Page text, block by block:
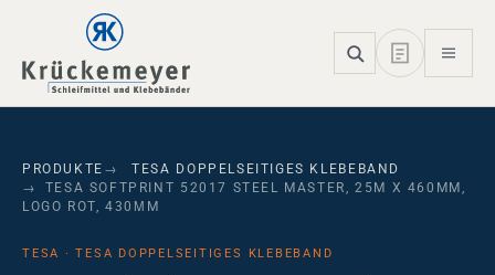
Skip to main navigation
Skip to main content
Skip to page footer
PRODUKTE
TESA DOPPELSEITIGES KLEBEBAND
TESA SOFTPRINT 52017 STEEL MASTER, 25M X 460MM,
LOGO ROT, 430ΜM
TESA · TESA DOPPELSEITIGES KLEBEBAND